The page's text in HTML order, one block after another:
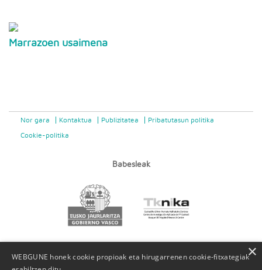
Marrazoen usaimena
Nor gara Kontaktua Publizitatea Pribatutasun politika
Cookie-politika
Babesleak
WEBGUNE honek cookie propioak eta hirugarrenen cookie-fitxategiak×